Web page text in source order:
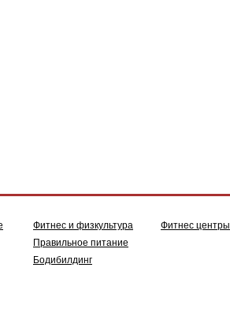
Фитнес и физкультура
Правильное питание
Бодибилдинг
Фитнес центры